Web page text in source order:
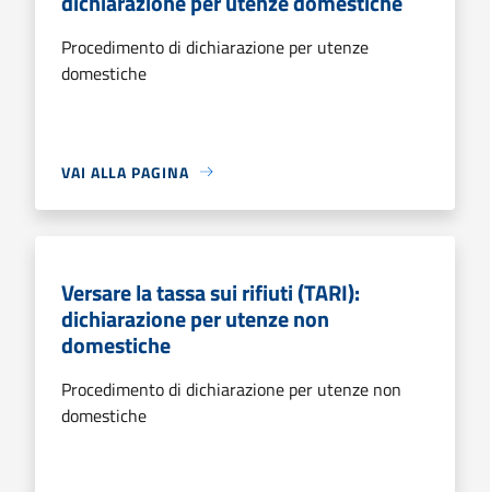
Procedimento di dichiarazione per utenze
domestiche
VAI ALLA PAGINA
Versare la tassa sui rifiuti (TARI):
dichiarazione per utenze non
domestiche
Procedimento di dichiarazione per utenze non
domestiche